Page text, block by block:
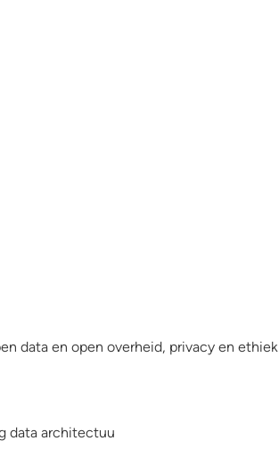
data en open overheid, privacy en ethiek
data architectuu